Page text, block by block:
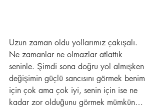
Uzun zaman oldu yollarımız çakışalı.
Ne zamanlar ne olmazlar atlattık
seninle. Şimdi sona doğru yol almışken
değişimin güçlü sancısını görmek benim
için çok ama çok iyi, senin için ise ne
kadar zor olduğunu görmek mümkün…